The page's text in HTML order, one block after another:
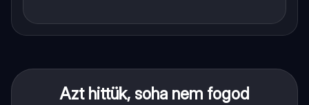
Azt hittük, soha nem fogod